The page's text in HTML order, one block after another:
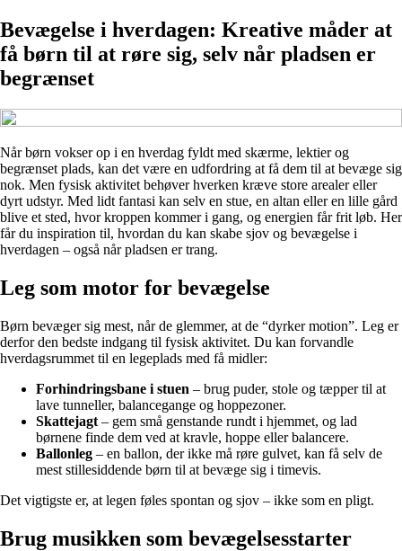
Bevægelse i hverdagen: Kreative måder at
få børn til at røre sig, selv når pladsen er
begrænset
Når børn vokser op i en hverdag fyldt med skærme, lektier og
begrænset plads, kan det være en udfordring at få dem til at bevæge sig
nok. Men fysisk aktivitet behøver hverken kræve store arealer eller
dyrt udstyr. Med lidt fantasi kan selv en stue, en altan eller en lille gård
blive et sted, hvor kroppen kommer i gang, og energien får frit løb. Her
får du inspiration til, hvordan du kan skabe sjov og bevægelse i
hverdagen – også når pladsen er trang.
Leg som motor for bevægelse
Børn bevæger sig mest, når de glemmer, at de “dyrker motion”. Leg er
derfor den bedste indgang til fysisk aktivitet. Du kan forvandle
hverdagsrummet til en legeplads med få midler:
Forhindringsbane i stuen – brug puder, stole og tæpper til at
lave tunneller, balancegange og hoppezoner.
Skattejagt – gem små genstande rundt i hjemmet, og lad
børnene finde dem ved at kravle, hoppe eller balancere.
Ballonleg – en ballon, der ikke må røre gulvet, kan få selv de
mest stillesiddende børn til at bevæge sig i timevis.
Det vigtigste er, at legen føles spontan og sjov – ikke som en pligt.
Brug musikken som bevægelsesstarter